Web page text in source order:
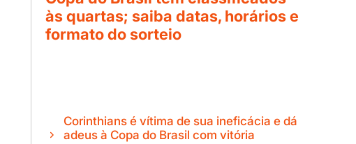
às quartas; saiba datas, horários e
formato do sorteio
Corinthians é vítima de sua ineficácia e dá
adeus à Copa do Brasil com vitória